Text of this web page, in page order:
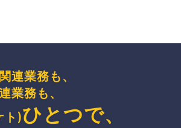
連業務も、
業務も、
ト)ひとつで、